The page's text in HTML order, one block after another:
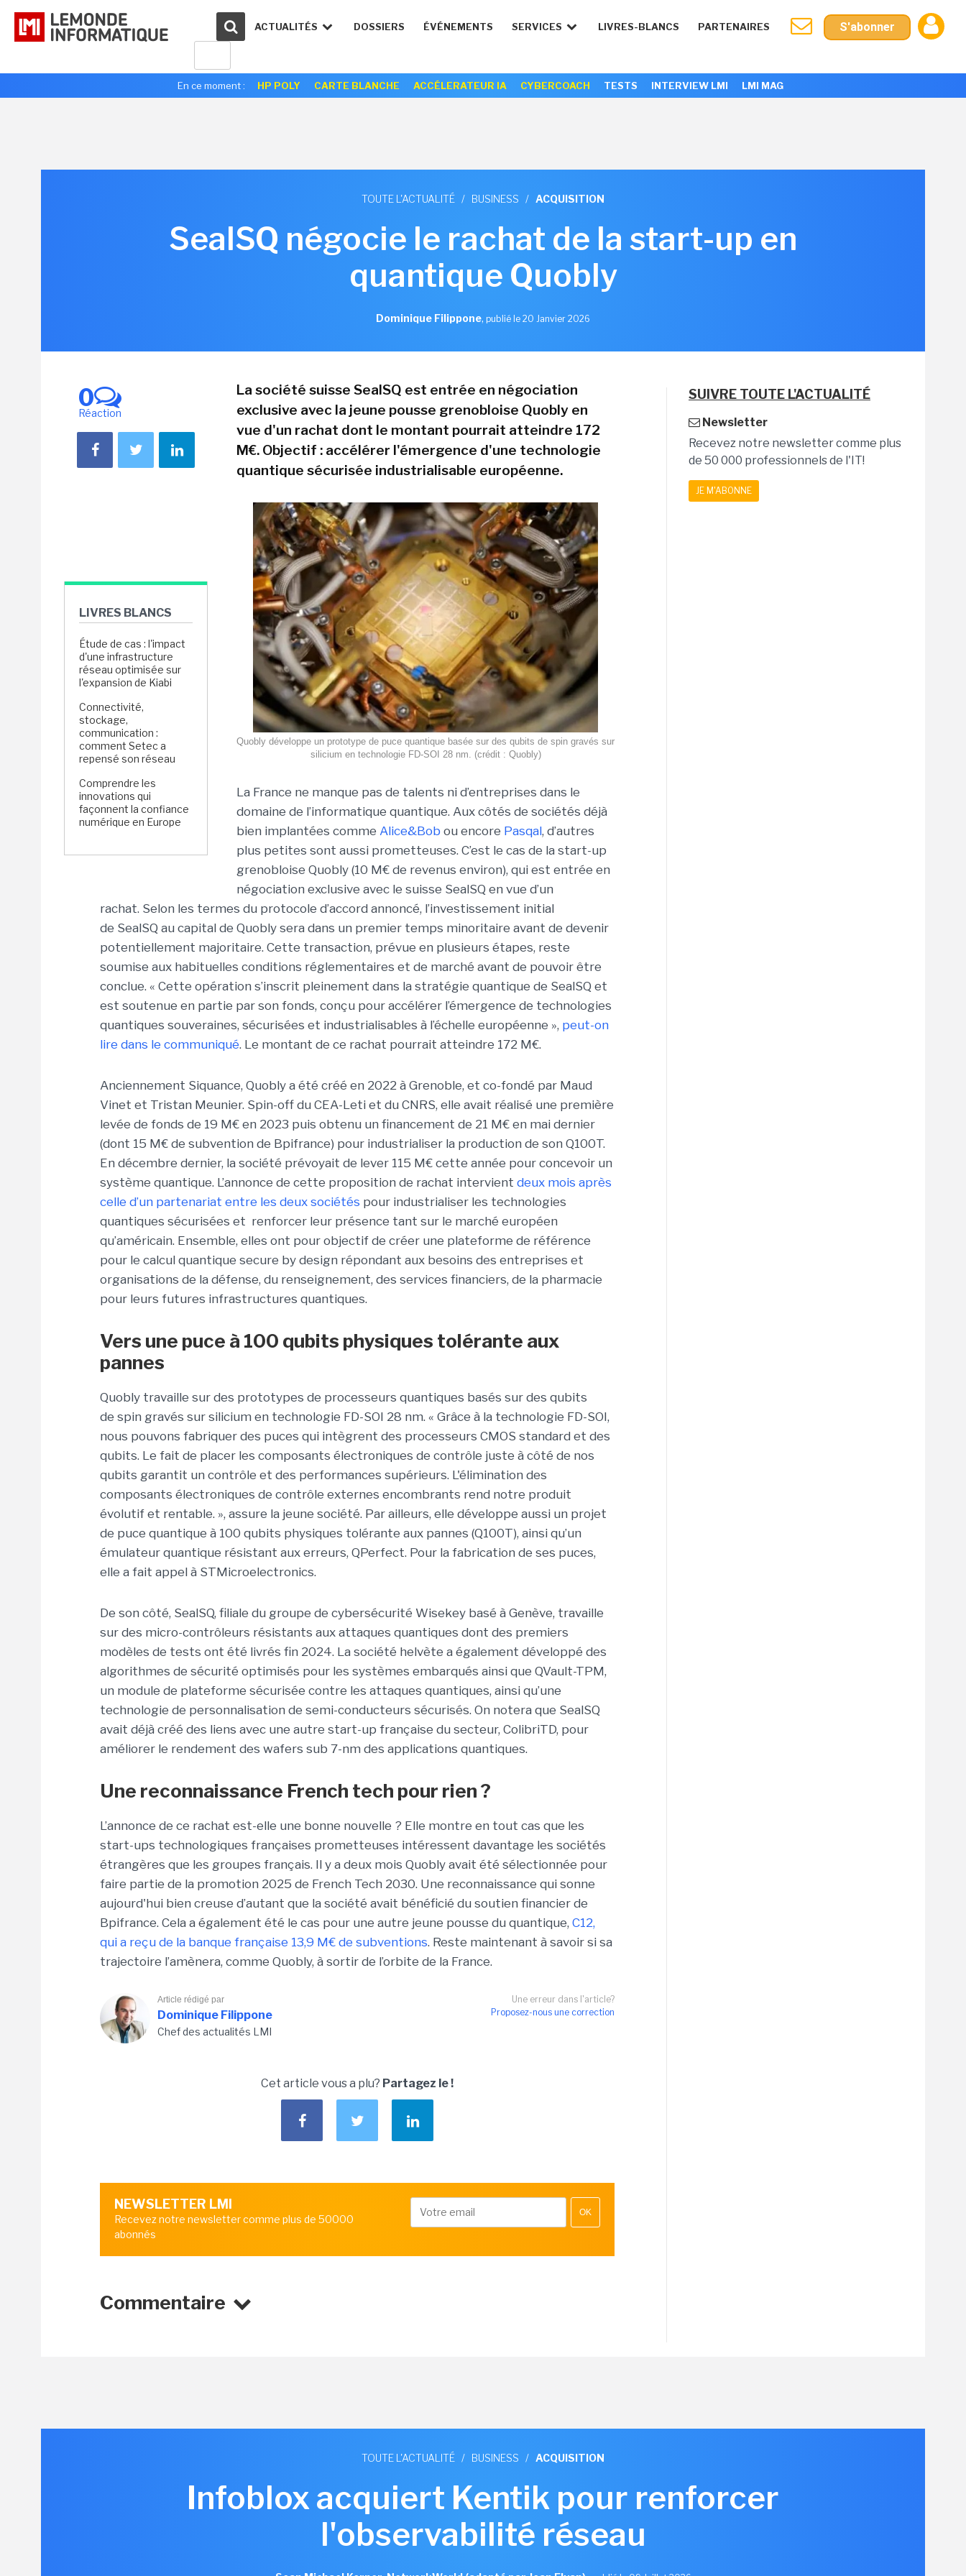
ACTUALITÉS DOSSIERS ÉVÉNEMENTS SERVICES LIVRES-BLANCS PARTENAIRES S'abonner
En ce moment : HP POLY CARTE BLANCHE ACCÉLERATEUR IA CYBERCOACH TESTS INTERVIEW LMI LMI MAG
TOUTE L'ACTUALITÉ / BUSINESS / ACQUISITION
SealSQ négocie le rachat de la start-up en
quantique Quobly
Dominique Filippone, publié le 20 Janvier 2026
0
Réaction
LIVRES BLANCS
Étude de cas : l'impact
d'une infrastructure
réseau optimisée sur
l'expansion de Kiabi
Connectivité,
stockage,
communication :
comment Setec a
repensé son réseau
Comprendre les
innovations qui
façonnent la confiance
numérique en Europe
La société suisse SealSQ est entrée en négociation
exclusive avec la jeune pousse grenobloise Quobly en
vue d'un rachat dont le montant pourrait atteindre 172
M€. Objectif : accélérer l'émergence d'une technologie
quantique sécurisée industrialisable européenne.
Quobly développe un prototype de puce quantique basée sur des qubits de spin gravés sur
silicium en technologie FD-SOI 28 nm. (crédit : Quobly)
La France ne manque pas de talents ni d’entreprises dans le
domaine de l’informatique quantique. Aux côtés de sociétés déjà
bien implantées comme Alice&Bob ou encore Pasqal, d’autres
plus petites sont aussi prometteuses. C’est le cas de la start-up
grenobloise Quobly (10 M€ de revenus environ), qui est entrée en
négociation exclusive avec le suisse SealSQ en vue d’un
rachat. Selon les termes du protocole d’accord annoncé, l’investissement initial
de SealSQ au capital de Quobly sera dans un premier temps minoritaire avant de devenir
potentiellement majoritaire. Cette transaction, prévue en plusieurs étapes, reste
soumise aux habituelles conditions réglementaires et de marché avant de pouvoir être
conclue. « Cette opération s’inscrit pleinement dans la stratégie quantique de SealSQ et
est soutenue en partie par son fonds, conçu pour accélérer l’émergence de technologies
quantiques souveraines, sécurisées et industrialisables à l’échelle européenne », peut-on
lire dans le communiqué. Le montant de ce rachat pourrait atteindre 172 M€.
Anciennement Siquance, Quobly a été créé en 2022 à Grenoble, et co-fondé par Maud
Vinet et Tristan Meunier. Spin-off du CEA-Leti et du CNRS, elle avait réalisé une première
levée de fonds de 19 M€ en 2023 puis obtenu un financement de 21 M€ en mai dernier
(dont 15 M€ de subvention de Bpifrance) pour industrialiser la production de son Q100T.
En décembre dernier, la société prévoyait de lever 115 M€ cette année pour concevoir un
système quantique. L’annonce de cette proposition de rachat intervient deux mois après
celle d’un partenariat entre les deux sociétés pour industrialiser les technologies
quantiques sécurisées et renforcer leur présence tant sur le marché européen
qu’américain. Ensemble, elles ont pour objectif de créer une plateforme de référence
pour le calcul quantique secure by design répondant aux besoins des entreprises et
organisations de la défense, du renseignement, des services financiers, de la pharmacie
pour leurs futures infrastructures quantiques.
Vers une puce à 100 qubits physiques tolérante aux
pannes
Quobly travaille sur des prototypes de processeurs quantiques basés sur des qubits
de spin gravés sur silicium en technologie FD-SOI 28 nm. « Grâce à la technologie FD-SOI,
nous pouvons fabriquer des puces qui intègrent des processeurs CMOS standard et des
qubits. Le fait de placer les composants électroniques de contrôle juste à côté de nos
qubits garantit un contrôle et des performances supérieurs. L'élimination des
composants électroniques de contrôle externes encombrants rend notre produit
évolutif et rentable. », assure la jeune société. Par ailleurs, elle développe aussi un projet
de puce quantique à 100 qubits physiques tolérante aux pannes (Q100T), ainsi qu’un
émulateur quantique résistant aux erreurs, QPerfect. Pour la fabrication de ses puces,
elle a fait appel à STMicroelectronics.
De son côté, SealSQ, filiale du groupe de cybersécurité Wisekey basé à Genève, travaille
sur des micro-contrôleurs résistants aux attaques quantiques dont des premiers
modèles de tests ont été livrés fin 2024. La société helvète a également développé des
algorithmes de sécurité optimisés pour les systèmes embarqués ainsi que QVault-TPM,
un module de plateforme sécurisée contre les attaques quantiques, ainsi qu’une
technologie de personnalisation de semi-conducteurs sécurisés. On notera que SealSQ
avait déjà créé des liens avec une autre start-up française du secteur, ColibriTD, pour
améliorer le rendement des wafers sub 7-nm des applications quantiques.
Une reconnaissance French tech pour rien ?
L’annonce de ce rachat est-elle une bonne nouvelle ? Elle montre en tout cas que les
start-ups technologiques françaises prometteuses intéressent davantage les sociétés
étrangères que les groupes français. Il y a deux mois Quobly avait été sélectionnée pour
faire partie de la promotion 2025 de French Tech 2030. Une reconnaissance qui sonne
aujourd'hui bien creuse d’autant que la société avait bénéficié du soutien financier de
Bpifrance. Cela a également été le cas pour une autre jeune pousse du quantique, C12,
qui a reçu de la banque française 13,9 M€ de subventions. Reste maintenant à savoir si sa
trajectoire l’amènera, comme Quobly, à sortir de l’orbite de la France.
Une erreur dans l'article?
Proposez-nous une correction
Article rédigé par
Dominique Filippone
Chef des actualités LMI
Cet article vous a plu? Partagez le !
NEWSLETTER LMI
Recevez notre newsletter comme plus de 50000
abonnés
OK
Commentaire
SUIVRE TOUTE L'ACTUALITÉ
Newsletter
Recevez notre newsletter comme plus
de 50 000 professionnels de l'IT!
JE M'ABONNE
TOUTE L'ACTUALITÉ / BUSINESS / ACQUISITION
Infoblox acquiert Kentik pour renforcer
l'observabilité réseau